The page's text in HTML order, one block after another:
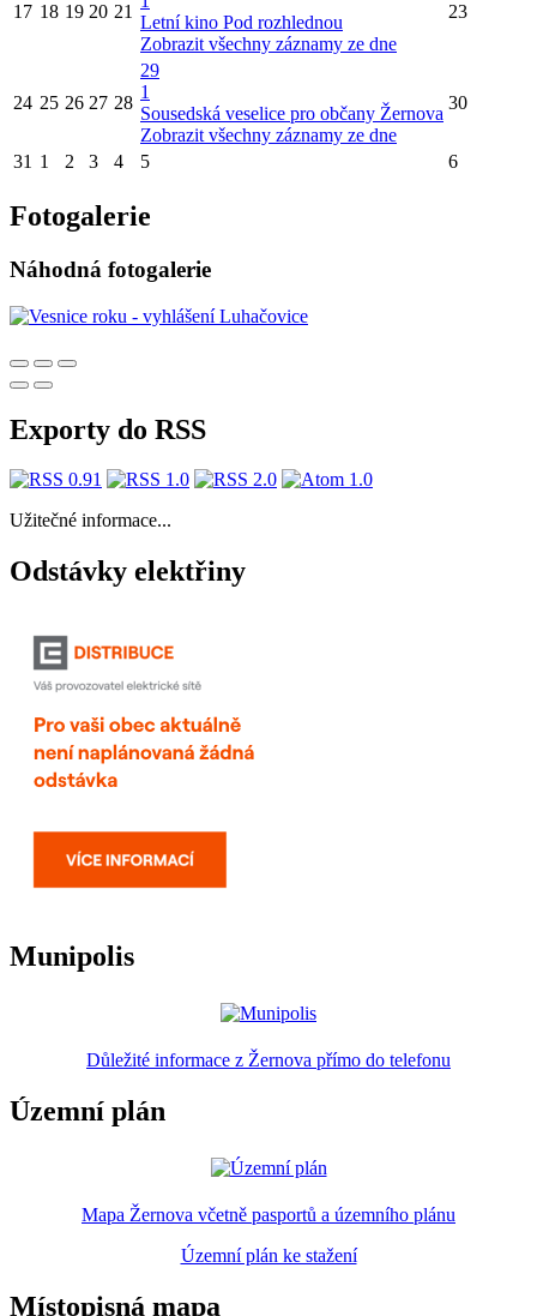
17 18 19 20 21
Letní kino Pod rozhlednou
Zobrazit všechny záznamy ze dne
23
24 25 26 27 28
29
1
Sousedská veselice pro občany Žernova
Zobrazit všechny záznamy ze dne
30
31 1 2 3 4 5 6
Fotogalerie
Náhodná fotogalerie
Exporty do RSS
Užitečné informace...
Odstávky elektřiny
Munipolis
Důležité informace z Žernova přímo do telefonu
Územní plán
Mapa Žernova včetně pasportů a územního plánu
Územní plán ke stažení
Místopisná mapa